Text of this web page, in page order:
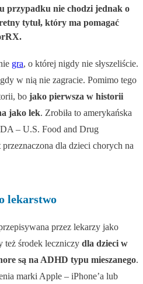
przypadku nie chodzi jednak o
tytuł, który ma pomagać
gra, o której nigdy nie słyszeliście.
w nią nie zagracie. Pomimo tego
bo jako pierwsza w historii
jako lek. Zrobiła to amerykańska
– U.S. Food and Drug
dla dzieci chorych na
lekarstwo
przez lekarzy jako
też środek leczniczy dla dzieci w
są na ADHD typu mieszanego.
marki Apple – iPhone’a lub